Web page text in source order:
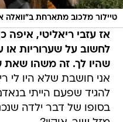
טיילור מלכוב מתארחת ב"וואלה
אז עזבי ריאליטי, איפה
לחשוב על שערוריות או
שהיו לך. זה משהו שאת
אני חושבת שלא היו לי
להגיד שפעם הייתי
בסופו של דבר ילדה